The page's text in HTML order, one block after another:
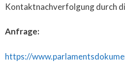
Kontaktnachverfolgung durch
Anfrage:
https://